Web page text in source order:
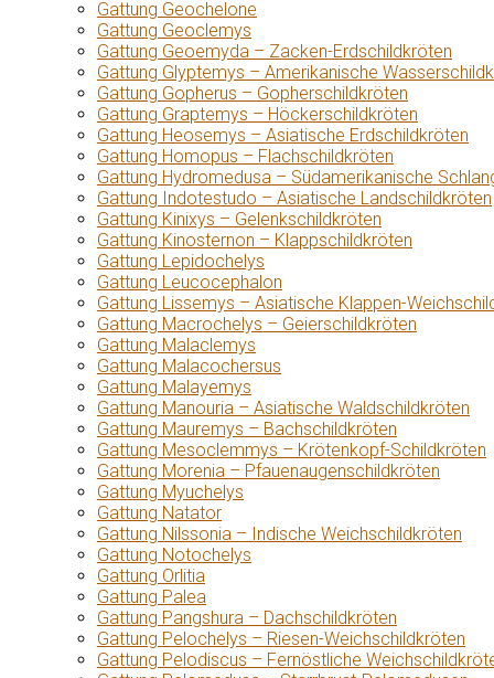
Gattung Geochelone
Gattung Geoclemys
Gattung Geoemyda – Zacken-Erdschildkröten
Gattung Glyptemys – Amerikanische
Gattung Gopherus – Gopherschildkröten
Gattung Graptemys – Höckerschildkröten
Gattung Heosemys – Asiatische Erdschildkröten
Gattung Homopus – Flachschildkröten
Gattung Hydromedusa – Südamerikanische
Gattung Indotestudo – Asiatische Landschildkröten
Gattung Kinixys – Gelenkschildkröten
Gattung Kinosternon – Klappschildkröten
Gattung Lepidochelys
Gattung Leucocephalon
Gattung Lissemys – Asiatische Klappen-
Gattung Macrochelys – Geierschildkröten
Gattung Malaclemys
Gattung Malacochersus
Gattung Malayemys
Gattung Manouria – Asiatische Waldschildkröten
Gattung Mauremys – Bachschildkröten
Gattung Mesoclemmys – Krötenkopf-Schildkröten
Gattung Morenia – Pfauenaugenschildkröten
Gattung Myuchelys
Gattung Natator
Gattung Nilssonia – Indische Weichschildkröten
Gattung Notochelys
Gattung Orlitia
Gattung Palea
Gattung Pangshura – Dachschildkröten
Gattung Pelochelys – Riesen-Weichschildkröten
Gattung Pelodiscus – Fernöstliche